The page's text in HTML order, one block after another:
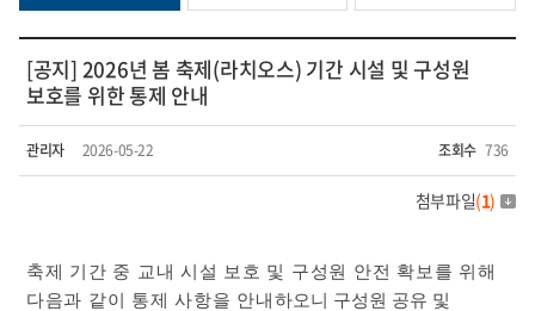
[공지] 2026년 봄 축제(라치오스) 기간 시설 및 구성원
보호를 위한 통제 안내
관리자 2026-05-22 조회수 736
첨부파일(1)
축제 기간 중 교내 시설 보호 및 구성원 안전 확보를 위해
다음과 같이 통제 사항을 안내 하오니 구성원 공유 및